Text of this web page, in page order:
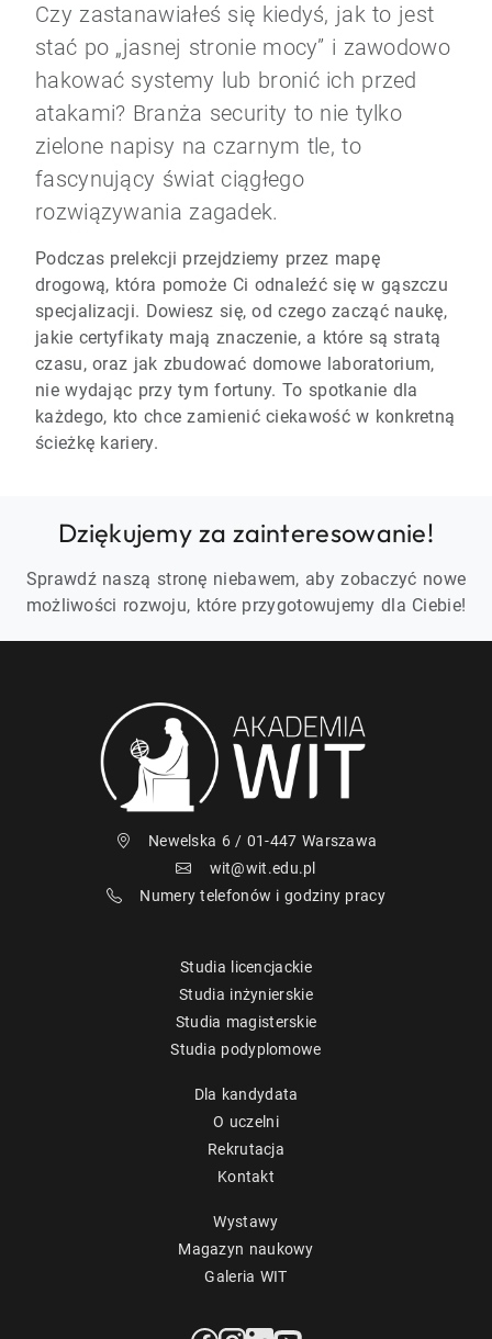
Czy zastanawiałeś się kiedyś, jak to jest
stać po „jasnej stronie mocy” i zawodowo
hakować systemy lub bronić ich przed
atakami? Branża security to nie tylko
zielone napisy na czarnym tle, to
fascynujący świat ciągłego
rozwiązywania zagadek.
Podczas prelekcji przejdziemy przez mapę
drogową, która pomoże Ci odnaleźć się w gąszczu
specjalizacji. Dowiesz się, od czego zacząć naukę,
jakie certyfikaty mają znaczenie, a które są stratą
czasu, oraz jak zbudować domowe laboratorium,
nie wydając przy tym fortuny. To spotkanie dla
każdego, kto chce zamienić ciekawość w konkretną
ścieżkę kariery.
Dziękujemy za zainteresowanie!
Sprawdź naszą stronę niebawem, aby zobaczyć nowe
możliwości rozwoju, które przygotowujemy dla Ciebie!
Newelska 6 / 01-447 Warszawa
wit@wit.edu.pl
Numery telefonów i godziny pracy
Studia licencjackie
Studia inżynierskie
Studia magisterskie
Studia podyplomowe
Dla kandydata
O uczelni
Rekrutacja
Kontakt
Wystawy
Magazyn naukowy
Galeria WIT